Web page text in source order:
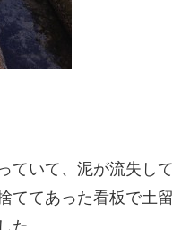
ていて、泥が流失して
ててあった看板で土留
た。